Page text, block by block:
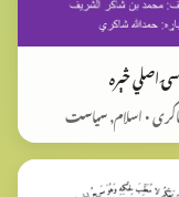
اصلي څېره
• اسلام, سیاست